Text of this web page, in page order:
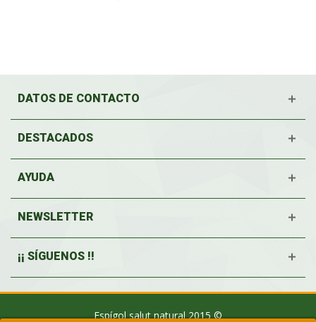
DATOS DE CONTACTO
DESTACADOS
AYUDA
NEWSLETTER
¡¡ SÍGUENOS !!
Espígol salut natural 2015 ©